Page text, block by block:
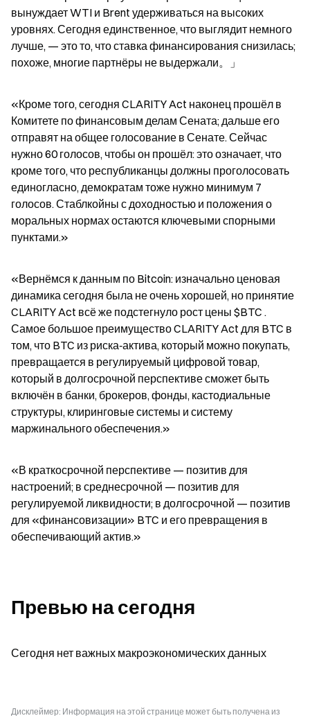
вынуждает WTI и Brent удерживаться на высоких
уровнях. Сегодня единственное, что выглядит немного
лучше, — это то, что ставка финансирования снизилась;
похоже, многие партнёры не выдержали。」
«Кроме того, сегодня CLARITY Act наконец прошёл в
Комитете по финансовым делам Сената; дальше его
отправят на общее голосование в Сенате. Сейчас
нужно 60 голосов, чтобы он прошёл: это означает, что
кроме того, что республиканцы должны проголосовать
единогласно, демократам тоже нужно минимум 7
голосов. Стаблкойны с доходностью и положения о
моральных нормах остаются ключевыми спорными
пунктами.»
«Вернёмся к данным по Bitcoin: изначально ценовая
динамика сегодня была не очень хорошей, но принятие
CLARITY Act всё же подстегнуло рост цены $BTC .
Самое большое преимущество CLARITY Act для BTC в
том, что BTC из риска‑актива, который можно покупать,
превращается в регулируемый цифровой товар,
который в долгосрочной перспективе сможет быть
включён в банки, брокеров, фонды, кастодиальные
структуры, клиринговые системы и систему
маржинального обеспечения.»
«В краткосрочной перспективе — позитив для
настроений; в среднесрочной — позитив для
регулируемой ликвидности; в долгосрочной — позитив
для «финансовизации» BTC и его превращения в
обеспечивающий актив.»
Превью на сегодня
Сегодня нет важных макроэкономических данных
Дисклеймер: Информация на этой странице может быть получена из